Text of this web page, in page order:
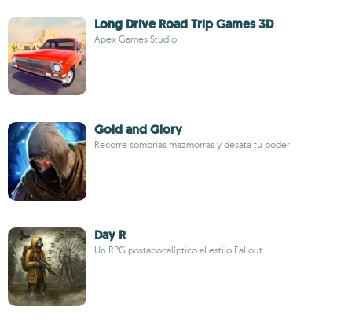
Long Drive Road Trip Games 3D
Apex Games Studio
Gold and Glory
Recorre sombrías mazmorras y desata tu poder
Day R
Un RPG postapocalíptico al estilo Fallout